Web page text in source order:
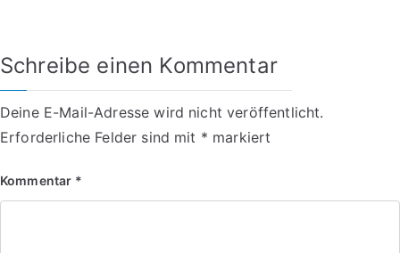
Schreibe einen Kommentar
Deine E-Mail-Adresse wird nicht veröffentlicht.
Erforderliche Felder sind mit * markiert
Kommentar *